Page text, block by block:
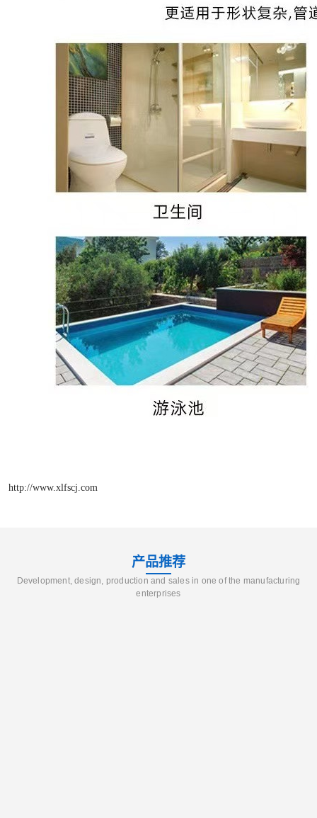
http://www.xlfscj.com
产品推荐
Development, design, production and sales in one of the manufacturing
enterprises